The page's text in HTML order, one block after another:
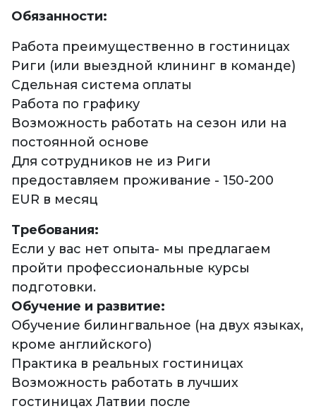
Обязанности:
Работа преимущественно в гостиницах
Риги (или выездной клининг в команде)
Сдельная система оплаты
Работа по графику
Возможность работать на сезон или на
постоянной основе
Для сотрудников не из Риги
предоставляем проживание - 150-200
EUR в месяц
Требования:
Если у вас нет опыта- мы предлагаем
пройти профессиональные курсы
подготовки.
Обучение и развитие:
Обучение билингвальное (на двух языках,
кроме английского)
Практика в реальных гостиницах
Возможность работать в лучших
гостиницах Латвии после